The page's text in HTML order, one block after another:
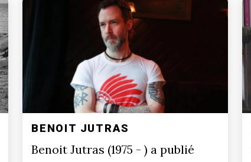
BENOIT JUTRAS
Benoit Jutras (1975 - ) a publié